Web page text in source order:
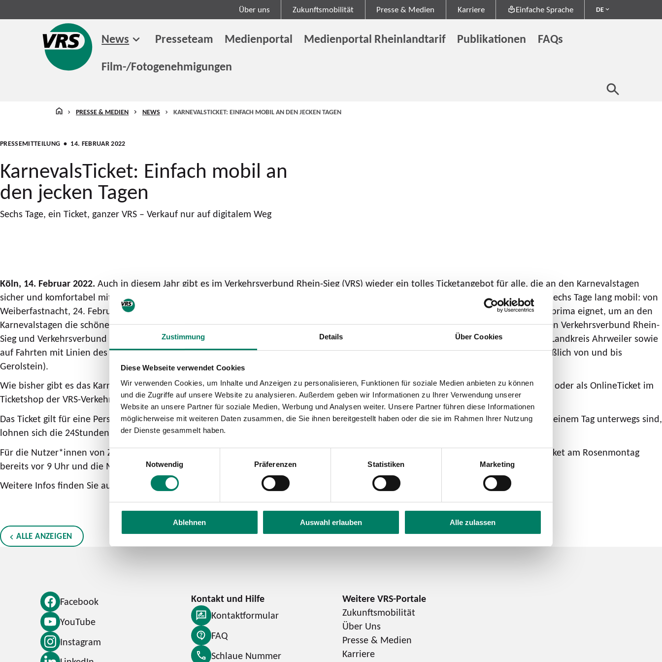
Zustimmung Details Über Cookies
Diese Webseite verwendet Cookies
Wir verwenden Cookies, um Inhalte und Anzeigen zu personalisieren, Funktionen für soziale Medien anbieten zu können
und die Zugriffe auf unsere Website zu analysieren. Außerdem geben wir Informationen zu Ihrer Verwendung unserer
Website an unsere Partner für soziale Medien, Werbung und Analysen weiter. Unsere Partner führen diese Informationen
möglicherweise mit weiteren Daten zusammen, die Sie ihnen bereitgestellt haben oder die sie im Rahmen Ihrer Nutzung
der Dienste gesammelt haben.
Einwilligungsauswahl
Notwendig
Präferenzen Statistiken Marketing
Ablehnen Auswahl erlauben Alle zulassen
Über uns Zukunftsmobilität Presse & Medien Karriere Einfache Sprache DE
News Presseteam Medienportal Medienportal Rheinlandtarif Publikationen
FAQs
Film-/Fotogenehmigungen
STARTSEITE
PRESSE & MEDIEN NEWS KARNEVALSTICKET: EINFACH MOBIL AN DEN JECKEN TAGEN
PRESSEMITTEILUNG • 14. FEBRUAR 2022
KarnevalsTicket: Einfach mobil an
den jecken Tagen
Sechs Tage, ein Ticket, ganzer VRS – Verkauf nur auf digitalem Weg
Köln, 14. Februar 2022.Auch in diesem Jahr gibt es im Verkehrsverbund Rhein-Sieg (VRS) wieder ein tolles Ticketangebot für alle, die an den Karnevalstagen
sicher und komfortabel mit Bus und Bahn unterwegs sein möchten: Mit dem VRS-KarnevalsTicket sind Fahrgäste für 25,36 Euro ganze sechs Tage lang mobil: von
Weiberfastnacht, 24. Februar, bis einschließlich Veilchendienstag, 01. März 2022, (3 Uhr nachts am Folgetag). Das Ticket, das sich auch prima eignet, um an den
Karnevalstagen die schöne Natur in der Region zu erkunden, gilt imVRS-Netz, also auch im sogenannten kleinen Grenzverkehr zwischen Verkehrsverbund Rhein-
Sieg und Verkehrsverbund Rhein-Ruhr (VRS/VRR) sowie auf Fahrten von und nach Titz, Merzenich, Düren, Nörvenich, Vettweiß und im Landkreis Ahrweiler sowie
auf Fahrten mit Linien des Schienenpersonennahverkehrs (SPNV) in den Landkreisen Altenkirchen, Neuwied und Vulkaneifel (ausschließlich von und bis
Gerolstein).
Wie bisher gibt es das KarnevalsTicket allein auf digitalem Weg. Die Fahrgäste können wählen, ob sie es per Smartphone (HandyTicket) oder als OnlineTicket im
Ticketshop der VRS-Verkehrsunternehmen kaufen und dann ausdrucken wollen.
Das Ticket gilt für eine Person und beliebig viele Fahrten im genannten Zeitraum. Für die Jecken, die alleine oder in der Gruppe an nur einem Tag unterwegs sind,
lohnen sich die 24StundenTickets. Bei diesen gibt es als Handy- oder OnlineTicket fünf Prozent Rabatt.
Für die Nutzer*innen von Zeitkarten und Abos wichtig zu wissen: Der Rosenmontag zählt im VRS als Feiertag. Somit gilt das Formel9Ticket am Rosenmontag
bereits vor 9 Uhr und die Mitnahmeregelungen der Abotickets gelten ohne zeitliche Einschränkung.
Weitere Infos finden Sie auch unter
VRS : KarnevalsTicket
ALLE ANZEIGEN
Facebook
YouTube
Instagram
Kontaktformular
FAQ
Schlaue Nummer
Zukunftsmobilität
Über Uns
Presse & Medien
Karriere